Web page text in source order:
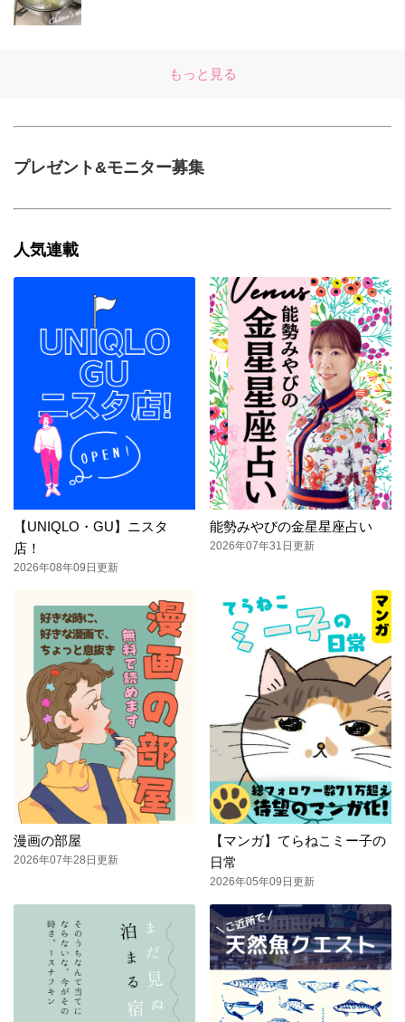
もっと見る
プレゼント&モニター募集
人気連載
【UNIQLO・GU】ニスタ
店！
2026年08年09日更新
能勢みやびの金星星座占い
2026年07年31日更新
漫画の部屋
2026年07年28日更新
【マンガ】てらねこミー子の
日常
2026年05年09日更新